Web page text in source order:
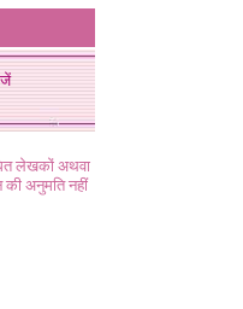
लेखकों अथवा
अनुमति नहीं